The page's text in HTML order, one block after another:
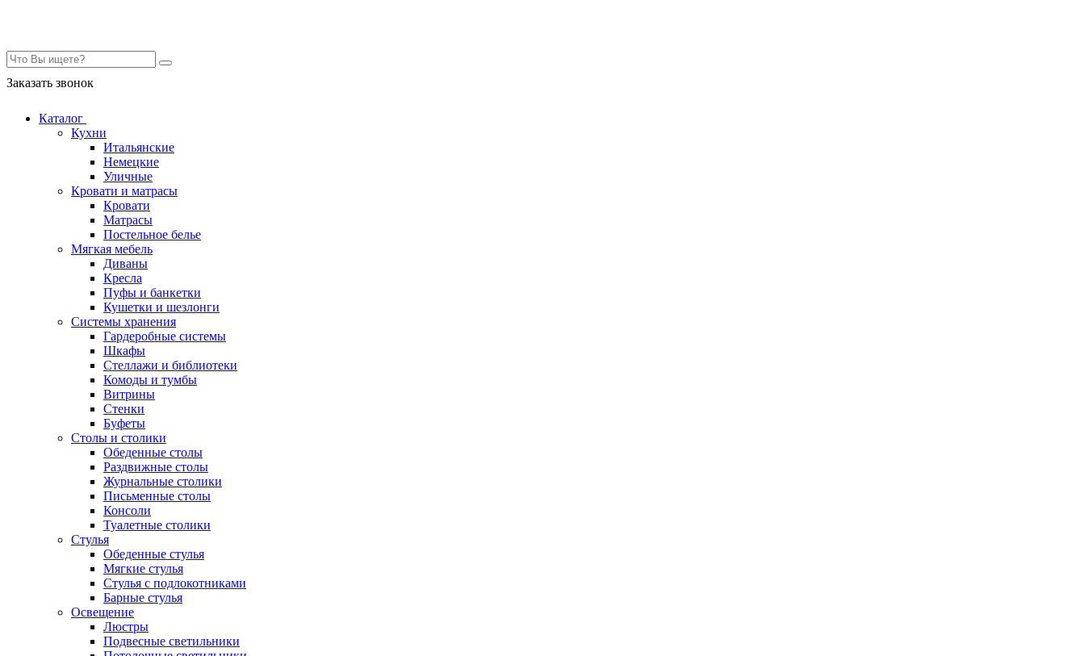
Заказать звонок
Каталог
Кухни
Итальянские
Немецкие
Уличные
Кровати и матрасы
Кровати
Матрасы
Постельное белье
Мягкая мебель
Диваны
Кресла
Пуфы и банкетки
Кушетки и шезлонги
Системы хранения
Гардеробные системы
Шкафы
Стеллажи и библиотеки
Комоды и тумбы
Витрины
Стенки
Буфеты
Столы и столики
Обеденные столы
Раздвижные столы
Журнальные столики
Письменные столы
Консоли
Туалетные столики
Стулья
Обеденные стулья
Мягкие стулья
Стулья с подлокотниками
Барные стулья
Освещение
Люстры
Подвесные светильники